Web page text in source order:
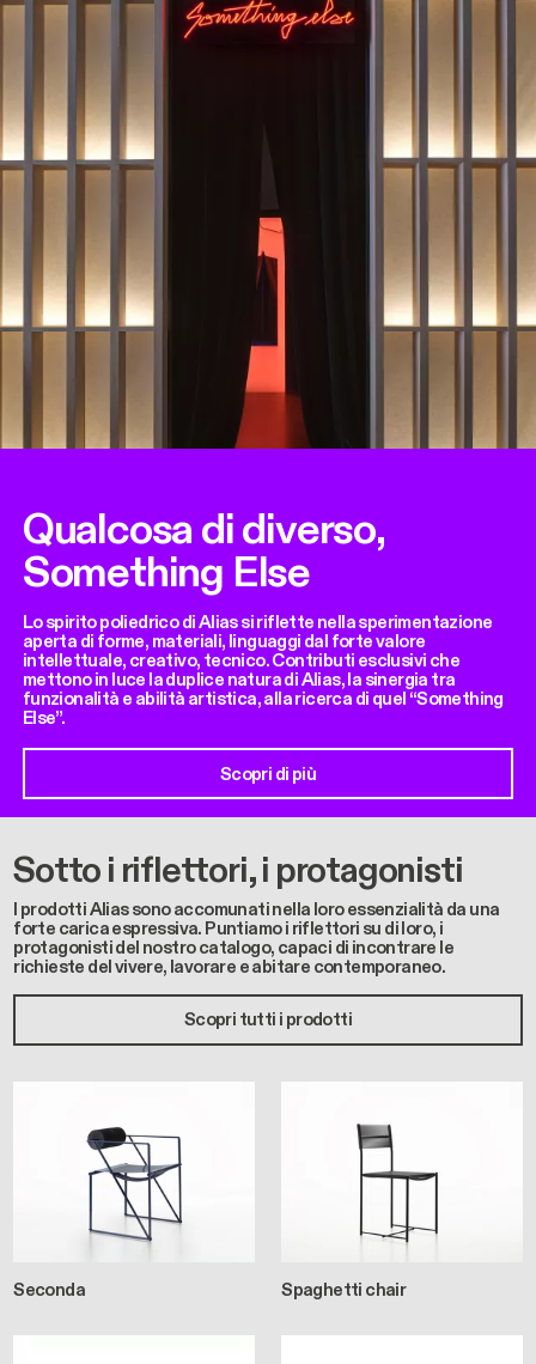
Qualcosa di diverso,
Something Else
Lo spirito poliedrico di Alias si riflette nella sperimentazione
aperta di forme, materiali, linguaggi dal forte valore
intellettuale, creativo, tecnico. Contributi esclusivi che
mettono in luce la duplice natura di Alias, la sinergia tra
funzionalità e abilità artistica, alla ricerca di quel “Something
Else”.
Scopri di più
Sotto i riflettori, i protagonisti
I prodotti Alias sono accomunati nella loro essenzialità da una
forte carica espressiva. Puntiamo i riflettori su di loro, i
protagonisti del nostro catalogo, capaci di incontrare le
richieste del vivere, lavorare e abitare contemporaneo.
Scopri tutti i prodotti
Seconda Spaghetti chair